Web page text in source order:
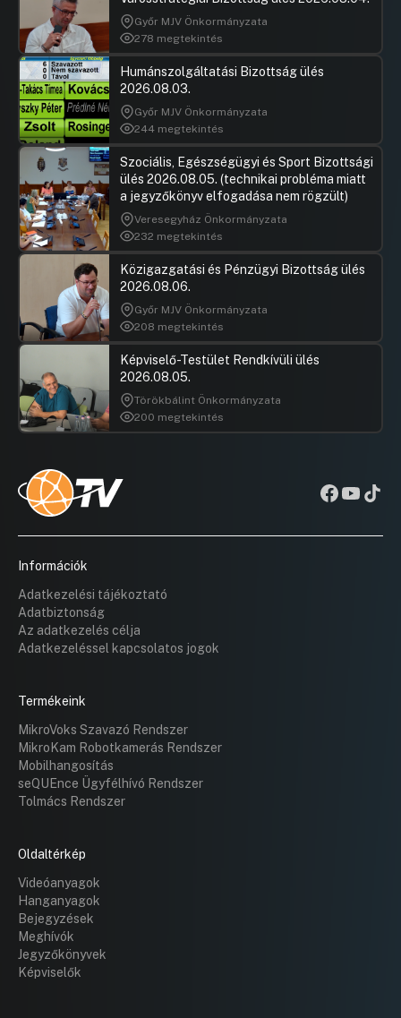
Győr MJV Önkormányzata
278 megtekintés
Humánszolgáltatási Bizottság ülés
2026.08.03.
Győr MJV Önkormányzata
244 megtekintés
Szociális, Egészségügyi és Sport Bizottsági
ülés 2026.08.05. (technikai probléma miatt
a jegyzőkönyv elfogadása nem rögzült)
Veresegyház Önkormányzata
232 megtekintés
Közigazgatási és Pénzügyi Bizottság ülés
2026.08.06.
Győr MJV Önkormányzata
208 megtekintés
Képviselő-Testület Rendkívüli ülés
2026.08.05.
Törökbálint Önkormányzata
200 megtekintés
Információk
Adatkezelési tájékoztató
Adatbiztonság
Az adatkezelés célja
Adatkezeléssel kapcsolatos jogok
Termékeink
MikroVoks Szavazó Rendszer
MikroKam Robotkamerás Rendszer
Mobilhangosítás
seQUEnce Ügyfélhívó Rendszer
Tolmács Rendszer
Oldaltérkép
Videóanyagok
Hanganyagok
Bejegyzések
Meghívók
Jegyzőkönyvek
Képviselők